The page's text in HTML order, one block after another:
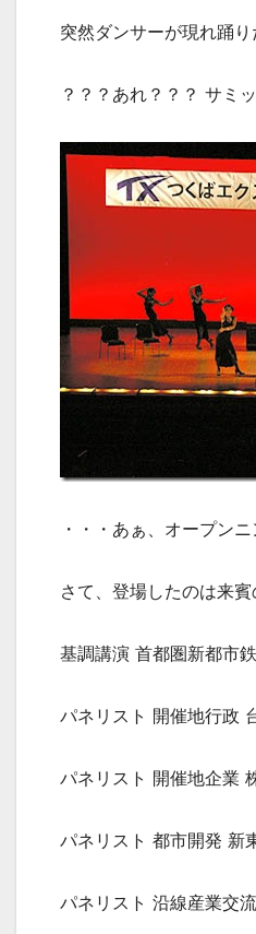
突然ダンサーが現れ踊り
？？？あれ？？？ サミ
・・・あぁ、オープン
さて、登場したのは来賓
基調講演 首都圏新都市
パネリスト 開催地行政
パネリスト 開催地企業
パネリスト 都市開発 新
パネリスト 沿線産業交